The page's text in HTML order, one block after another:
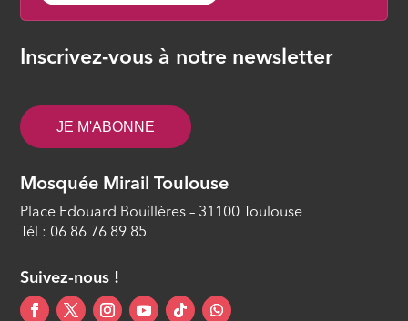
Inscrivez-vous à notre newsletter
JE M'ABONNE
Mosquée Mirail Toulouse
Place Edouard Bouillères – 31100 Toulouse
Tél : 06 86 76 89 85
Suivez-nous !